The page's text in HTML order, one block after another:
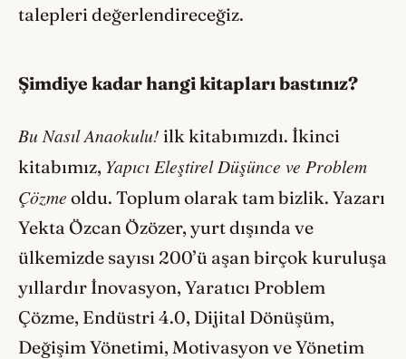
talepleri değerlendireceğiz.
Şimdiye kadar hangi kitapları bastınız?
Bu Nasıl Anaokulu! ilk kitabımızdı. İkinci
kitabımız, Yapıcı Eleştirel Düşünce ve Problem
Çözme oldu. Toplum olarak tam bizlik. Yazarı
Yekta Özcan Özözer, yurt dışında ve
ülkemizde sayısı 200’ü aşan birçok kuruluşa
yıllardır İnovasyon, Yaratıcı Problem
Çözme, Endüstri 4.0, Dijital Dönüşüm,
Değişim Yönetimi, Motivasyon ve Yönetim